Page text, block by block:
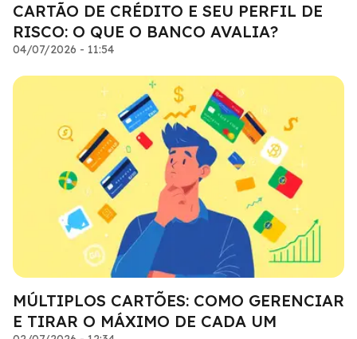
CARTÃO DE CRÉDITO E SEU PERFIL DE
RISCO: O QUE O BANCO AVALIA?
04/07/2026 - 11:54
MÚLTIPLOS CARTÕES: COMO GERENCIAR
E TIRAR O MÁXIMO DE CADA UM